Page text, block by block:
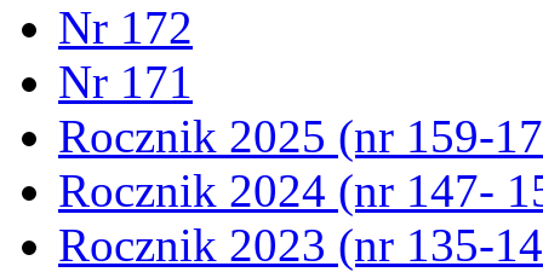
Nr 172
Nr 171
Rocznik 2025 (nr 159-
Rocznik 2024 (nr 147-
Rocznik 2023 (nr 135-